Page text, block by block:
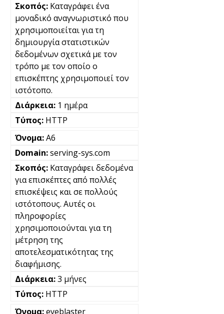
Καταγράφει ένα
μοναδικό αναγνωριστικό που
χρησιμοποιείται για τη
δημιουργία στατιστικών
δεδομένων σχετικά με τον
τρόπο με τον οποίο ο
επισκέπτης χρησιμοποιεί τον
ιστότοπο.
1 ημέρα
HTTP
A6
serving-sys.com
Καταγράφει δεδομένα
για επισκέπτες από πολλές
επισκέψεις και σε πολλούς
ιστότοπους. Αυτές οι
πληροφορίες
χρησιμοποιούνται για τη
μέτρηση της
αποτελεσματικότητας της
διαφήμισης.
3 μήνες
HTTP
eyeblaster